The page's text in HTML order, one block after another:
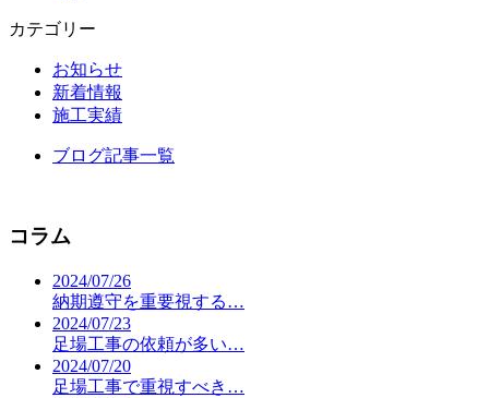
カテゴリー
お知らせ
新着情報
施工実績
ブログ記事一覧
コラム
2024/07/26
納期遵守を重要視する…
2024/07/23
足場工事の依頼が多い…
2024/07/20
足場工事で重視すべき…